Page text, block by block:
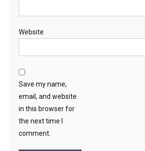
Website
Save my name,
email, and website
in this browser for
the next time I
comment.